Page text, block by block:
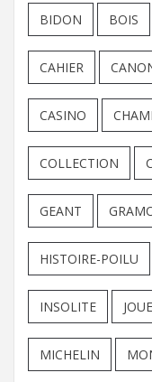
BIDON BOIS
CAHIER
CASINO
COLLECTION
GEANT
HISTOIRE-POILU
INSOLITE
MICHELIN